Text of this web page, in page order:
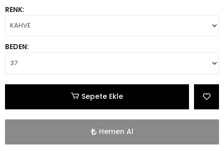
RENK:
BEDEN:
Sepete Ekle
Hemen Al